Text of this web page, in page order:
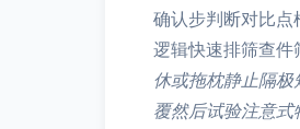
确认步判断对比
逻辑快速排筛查件
休或拖枕静止隔
覆然后试验注意